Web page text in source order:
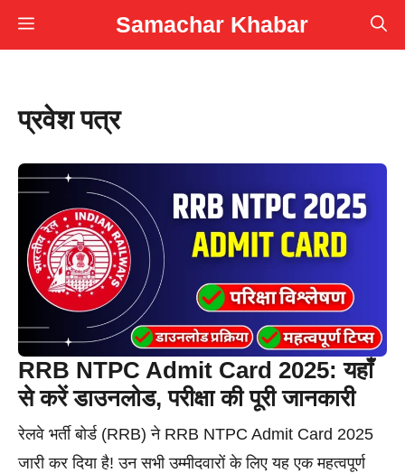
Skip
to
Samachar Khabar
Menu
प्रवेश पत्र
RRB NTPC Admit Card 2025: यहाँ
से करें डाउनलोड, परीक्षा की पूरी जानकारी
रेलवे भर्ती बोर्ड (RRB) ने RRB NTPC Admit Card 2025
जारी कर दिया है! उन सभी उम्मीदवारों के लिए यह एक महत्वपूर्ण